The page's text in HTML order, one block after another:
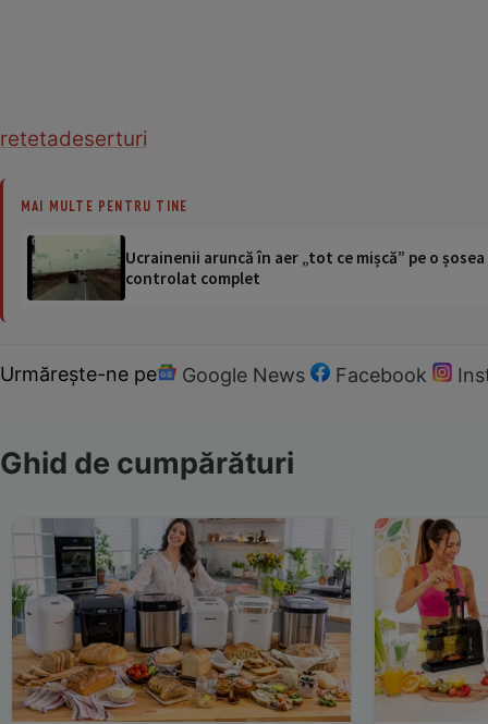
retetadeserturi
MAI MULTE PENTRU TINE
Ucrainenii aruncă în aer „tot ce mișcă” pe o
controlat complet
Urmărește-ne pe Google News Facebook
Ghid de cumpărături